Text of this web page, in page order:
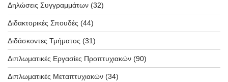
Δηλώσεις Συγγραμμάτων (32)
Διδακτορικές Σπουδές (44)
Διδάσκοντες Τμήματος (31)
Διπλωματικές Εργασίες Προπτυχιακών (90)
Διπλωματικές Μεταπτυχιακών (34)